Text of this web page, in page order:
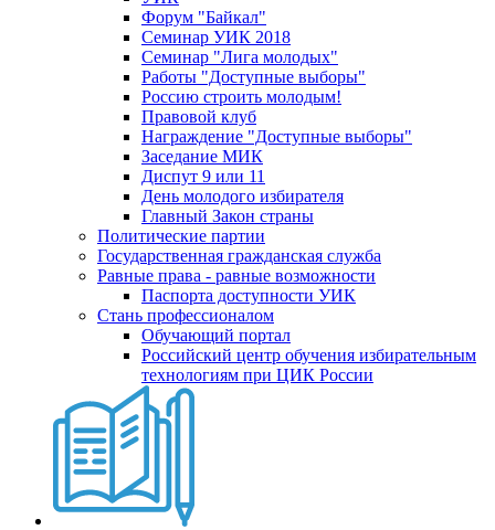
Форум "Байкал"
Семинар УИК 2018
Семинар "Лига молодых"
Работы "Доступные выборы"
Россию строить молодым!
Правовой клуб
Награждение "Доступные выборы"
Заседание МИК
Диспут 9 или 11
День молодого избирателя
Главный Закон страны
Политические партии
Государственная гражданская служба
Равные права - равные возможности
Паспорта доступности УИК
Стань профессионалом
Обучающий портал
Российский центр обучения избирательным
технологиям при ЦИК России